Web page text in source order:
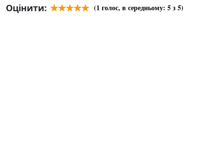
Оцінити:
(1 голос, в середньому: 5з 5)